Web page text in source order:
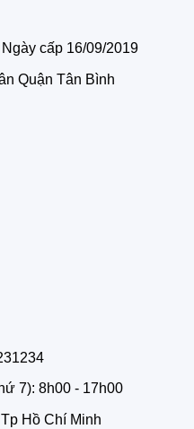
cấp 16/09/2019
Quận Tân Bình
7): 8h00 - 17h00
Hồ Chí Minh